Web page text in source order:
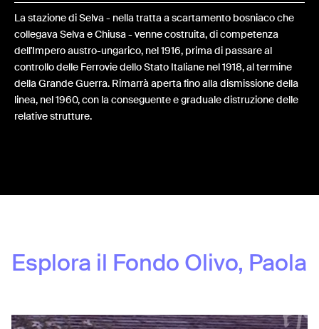
La stazione di Selva - nella tratta a scartamento bosniaco che
collegava Selva e Chiusa - venne costruita, di competenza
dell'Impero austro-ungarico, nel 1916, prima di passare al
controllo delle Ferrovie dello Stato Italiane nel 1918, al termine
della Grande Guerra. Rimarrà aperta fino alla dismissione della
linea, nel 1960, con la conseguente e graduale distruzione delle
relative strutture.
Esplora il Fondo Olivo, Paola